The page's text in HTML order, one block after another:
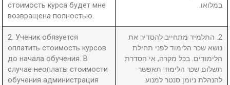
стоимость курса будет мне
возвращена полностью.
במלואו.
2. Ученик обязуется
оплатить стоимость курсов
до начала обучения. В
случае неоплаты стоимости
обучения администрация
2. התלמיד מתחייב להסדיר את
נושא שכר הלימוד לפני תחילת
הלימודים. בכל מקרה, אי הסדרת
תשלום שכר הלימוד תאפשר
להנהלת ניומן סנטר למנוע